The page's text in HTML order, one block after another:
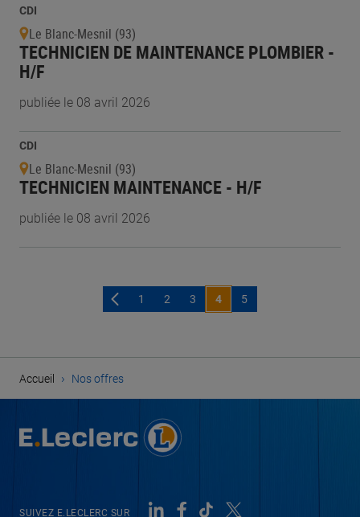
CDI
Le Blanc-Mesnil (93)
TECHNICIEN DE MAINTENANCE PLOMBIER -
H/F
publiée le 08 avril 2026
CDI
Le Blanc-Mesnil (93)
TECHNICIEN MAINTENANCE - H/F
publiée le 08 avril 2026
1 2 3 4 5
Accueil › Nos offres
SUIVEZ E.LECLERC SUR